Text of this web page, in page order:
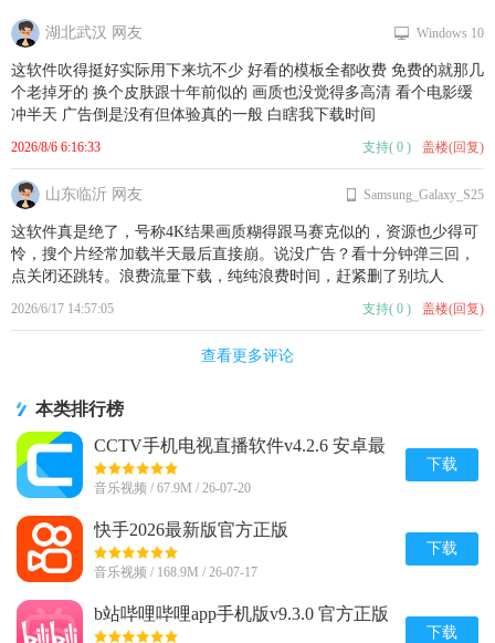
湖北武汉 网友
2026/8/6 6:16:33
这软件吹得挺好实际用下来坑不少 好看的模板全都收费 免费的就那几
个老掉牙的 换个皮肤跟十年前似的 画质也没觉得多高清 看个电影缓
冲半天 广告倒是没有但体验真的一般 白瞎我下载时间
Windows 10
支持( 0 ) 盖楼(回复)
山东临沂 网友
2026/6/17 14:57:05
这软件真是绝了，号称4K结果画质糊得跟马赛克似的，资源也少得可
怜，搜个片经常加载半天最后直接崩。说没广告？看十分钟弹三回，
点关闭还跳转。浪费流量下载，纯纯浪费时间，赶紧删了别坑人
Samsung_Galaxy_S25
支持( 0 ) 盖楼(回复)
查看更多评论
本类排行榜
CCTV手机电视直播软件v4.2.6 安卓最
新版
音乐视频 / 67.9M / 26-07-20
下载
快手2026最新版官方正版
v14.6.20.49153 安卓版
音乐视频 / 168.9M / 26-07-17
下载
b站哔哩哔哩app手机版v9.3.0 官方正版
下载